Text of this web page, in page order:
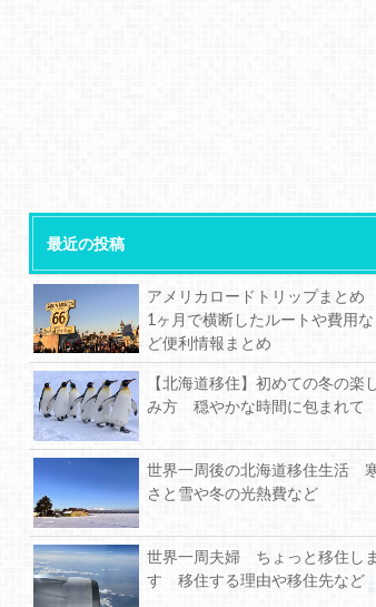
最近の投稿
アメリカロードトリップまとめ
1ヶ月で横断したルートや費用な
ど便利情報まとめ
【北海道移住】初めての冬の楽
み方 穏やかな時間に包まれて
世界一周後の北海道移住生活
さと雪や冬の光熱費など
世界一周夫婦 ちょっと移住しま
す 移住する理由や移住先など